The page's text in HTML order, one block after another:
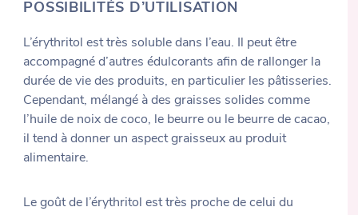
POSSIBILITÉS D’UTILISATION
L’érythritol est très soluble dans l’eau. Il peut être
accompagné d’autres édulcorants afin de rallonger la
durée de vie des produits, en particulier les pâtisseries.
Cependant, mélangé à des graisses solides comme
l’huile de noix de coco, le beurre ou le beurre de cacao,
il tend à donner un aspect graisseux au produit
alimentaire.
Le goût de l’érythritol est très proche de celui du